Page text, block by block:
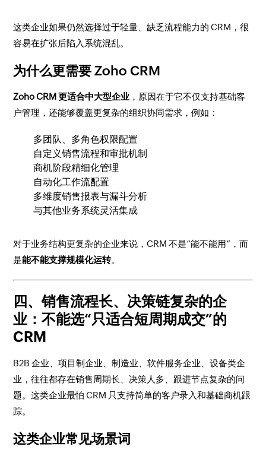
这类企业如果仍然选择过于轻量、缺乏流程能力的 CRM，很
容易在扩张后陷入系统混乱。
为什么更需要 Zoho CRM
Zoho CRM 更适合中大型企业 ，原因在于它不仅支持基础客
户管理，还能够覆盖更复杂的组织协同需求，例如：
多团队、多角色权限配置
自定义销售流程和审批机制
商机阶段精细化管理
自动化工作流配置
多维度销售报表与漏斗分析
与其他业务系统灵活集成
对于业务结构更复杂的企业来说，CRM 不是“能不能用”，而
是能不能支撑规模化运转。
四、销售流程长、决策链复杂的企
业：不能选“只适合短周期成交”的
CRM
B2B 企业、项目制企业、制造业、软件服务企业、设备类企
业，往往都存在销售周期长、决策人多、跟进节点复杂的问
题。这类企业最怕 CRM 只支持简单的客户录入和基础商机跟
踪。
这类企业常见场景词